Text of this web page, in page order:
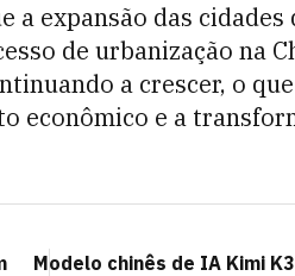
a expansão das
de urbanização na
a crescer, o
econômico e a
Modelo chinês de IA Kimi K3